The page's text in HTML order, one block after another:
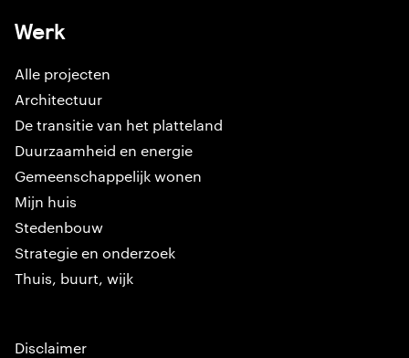
Werk
Alle projecten
Architectuur
De transitie van het platteland
Duurzaamheid en energie
Gemeenschappelijk wonen
Mijn huis
Stedenbouw
Strategie en onderzoek
Thuis, buurt, wijk
Disclaimer